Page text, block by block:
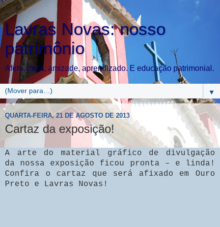
Lavras Novas: nosso
patrimônio
Afeto, troca, amizade, aprendizado. E educação patrimonial.
▼
QUARTA-FEIRA, 21 DE AGOSTO DE 2013
Cartaz da exposição!
A arte do material gráfico de divulgação
da nossa exposição ficou pronta – e linda!
Confira o cartaz que será afixado em Ouro
Preto e Lavras Novas!